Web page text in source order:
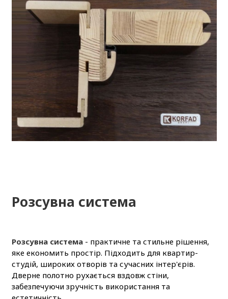
Розсувна система
Розсувна система- практичне та стильне рішення,
яке економить простір. Підходить для квартир-
студій, широких отворів та сучасних інтер'єрів.
Дверне полотно рухається вздовж стіни,
забезпечуючи зручність використання та